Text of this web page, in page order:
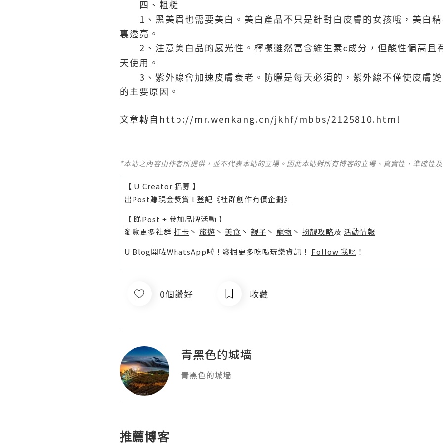
四、粗糙
1 、黑美眉也需要美白。美白產品不只是針對白皮膚的女孩哦，美白
裏透亮。
2 、注意美白品的感光性。檸檬雖然富含維生素c 成分，但酸性偏高且
天使用。
3 、紫外線會加速皮膚衰老。防曬是每天必須的，紫外線不僅使皮膚
的主要原因。
文章轉自 http://mr.wenkang.cn/jkhf/mbbs/2125810.html
*本站之內容由作者所提供，並不代表本站的立場。因此本站對所有博客的立場、真實性、準確性
【 U Creator 招募 】
出Post賺現金獎賞 l 登記《社群創作有價企劃》
【 睇Post + 參加品牌活動 】
瀏覽更多社群 打卡 丶 旅遊 丶 美食 丶 親子 丶 寵物 丶 扮靚攻略及 活動情報
U Blog開咗WhatsApp啦！發掘更多吃喝玩樂資訊！ Follow 我哋 ！
0個讚好 收藏
青黑色的城墙
推薦博客